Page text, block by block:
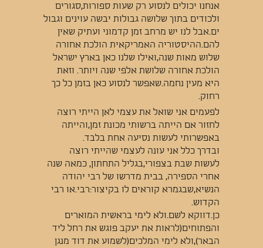
אנחנו יכולים לנסוע רק שעות ספורות,סגורים
ולכודים בתוך שלושה גבולות יבשה עוינים וגבול
ים.אבל לנו יש מרחב זמן קדמוני ועתיק שאין
להם.ההיסטוריה האמריקאית הולכת אחורה
שלוש מאות שנה,ואילו שלנו כאן בארץ ישראל
הולכת אחורה שלושת אלפי שנה ויותר. וזאת
היא מעין נחמה.שאפשר לנסוע כאן בזמן כל כך
רחוק.
לפעמים אני שואל את עצמי לאן הייתי רוצה
לחזור אם הייתה ברשותי מכונת זמן,והייתה
באפשרותי לעשות נסיעה אחת בלבד.
ובדרך כלל אני עונה לעצמי שהייתי רוצה
לעשות שבת בצפורי,בגליל התחתון, כמאה שנה
אחרי הספירה, בבית מדרשו של רבי יהודה
הנשיא,שבגמרא קוראים לו בקיצור:רבי.או רבי
הקדוש.
כן.דווקא לשם.ולא לימי בראשית המוארים
והפתוחים(לראות את יעקב פוגש את רחל ליד
הבאר),ולא לימי המלכים(לשמוע את דוד מנגן